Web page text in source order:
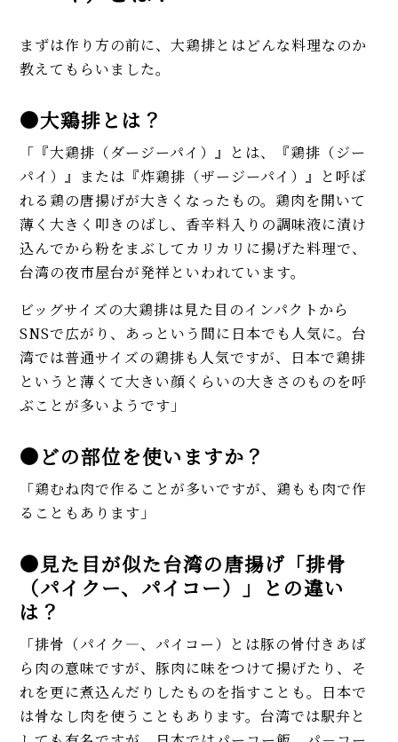
まずは作り方の前に、大鶏排とはどんな料理なのか
教えてもらいました。
●大鶏排とは？
「『大鶏排（ダージーパイ）』とは、『鶏排（ジー
パイ）』または『炸鶏排（ザージーパイ）』と呼ば
れる鶏の唐揚げが大きくなったもの。鶏肉を開いて
薄く大きく叩きのばし、香辛料入りの調味液に漬け
込んでから粉をまぶしてカリカリに揚げた料理で、
台湾の夜市屋台が発祥といわれています。
ビッグサイズの大鶏排は見た目のインパクトから
SNSで広がり、あっという間に日本でも人気に。台
湾では普通サイズの鶏排も人気ですが、日本で鶏排
というと薄くて大きい顔くらいの大きさのものを呼
ぶことが多いようです」
●どの部位を使いますか？
「鶏むね肉で作ることが多いですが、鶏もも肉で作
ることもあります」
●見た目が似た台湾の唐揚げ「排骨
（パイクー、パイコー）」との違い
は？
「排骨（パイク―、パイコー）とは豚の骨付きあば
ら肉の意味ですが、豚肉に味をつけて揚げたり、そ
れを更に煮込んだりしたものを指すことも。日本で
は骨なし肉を使うこともあります。台湾では駅弁と
MORE